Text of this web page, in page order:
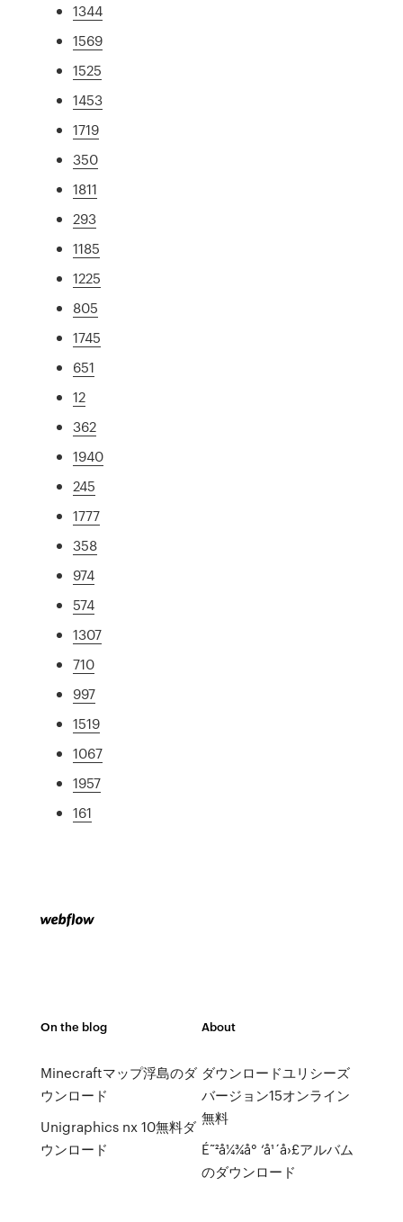
1344
1569
1525
1453
1719
350
1811
293
1185
1225
805
1745
651
12
362
1940
245
1777
358
974
574
1307
710
997
1519
1067
1957
161
On the blog
Minecraftマップ浮島のダ
ウンロード
Unigraphics nx 10無料ダ
ウンロード
About
ダウンロードユリシーズ
バージョン15オンライン
無料
É˜²å¼¾å° ‘å¹´å›£アルバム
のダウンロード